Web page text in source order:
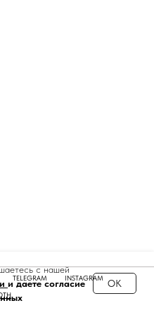
с нашей
и даете согласие
ОК
INSTAGRAM
TELEGRAM